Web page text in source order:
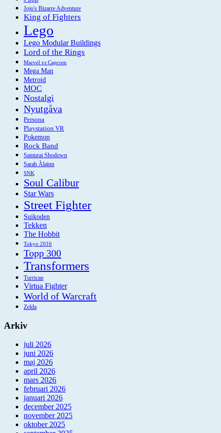
Jojo's Bizarre Adventure
King of Fighters
Lego
Lego Modular Buildings
Lord of the Rings
Marvel vs Capcom
Mega Man
Metroid
MOC
Nostalgi
Nyutgåva
Persona
Playstation VR
Pokemon
Rock Band
Samurai Shodown
Sarah Àlainn
SNK
Soul Calibur
Star Wars
Street Fighter
Suikoden
Tekken
The Hobbit
Tokyo 2016
Topp 300
Transformers
Turrican
Virtua Fighter
World of Warcraft
Zelda
Arkiv
juli 2026
juni 2026
maj 2026
april 2026
mars 2026
februari 2026
januari 2026
december 2025
november 2025
oktober 2025